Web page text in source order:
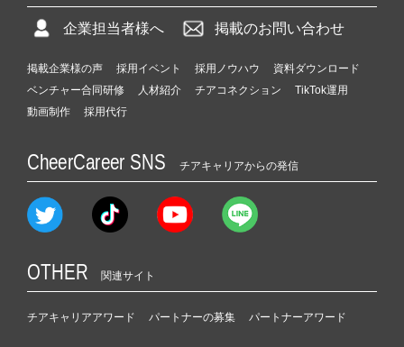
企業担当者様へ 掲載のお問い合わせ
掲載企業様の声 採用イベント 採用ノウハウ
資料ダウンロード
ベンチャー合同研修
人材紹介 チアコネクション
TikTok運用
動画制作
採用代行
CheerCareer SNS チアキャリアからの発信
OTHER 関連サイト
チアキャリアアワード パートナーの募集 パートナーアワード